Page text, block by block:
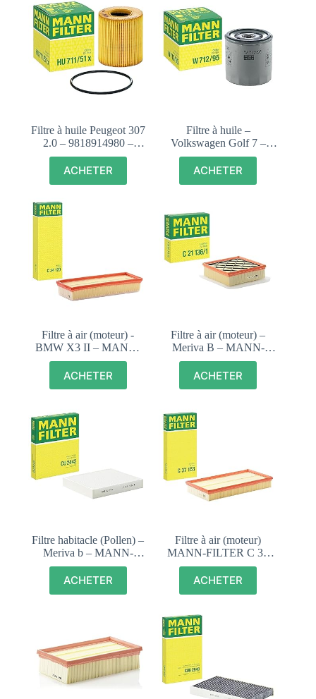
Filtre à huile Peugeot 307
2.0 – 9818914980 –
HU711/51x
ACHETER
Filtre à huile –
Volkswagen Golf 7 –
04E115561H
ACHETER
Filtre à air (moteur) -
BMW X3 II – MANN-
FILTER C 34 120
ACHETER
Filtre à air (moteur) –
Meriva B – MANN-
FILTER C 21 136/1
ACHETER
Filtre habitacle (Pollen) –
Meriva b – MANN-
FILTER 2442
ACHETER
Filtre à air (moteur)
MANN-FILTER C 37
153
ACHETER